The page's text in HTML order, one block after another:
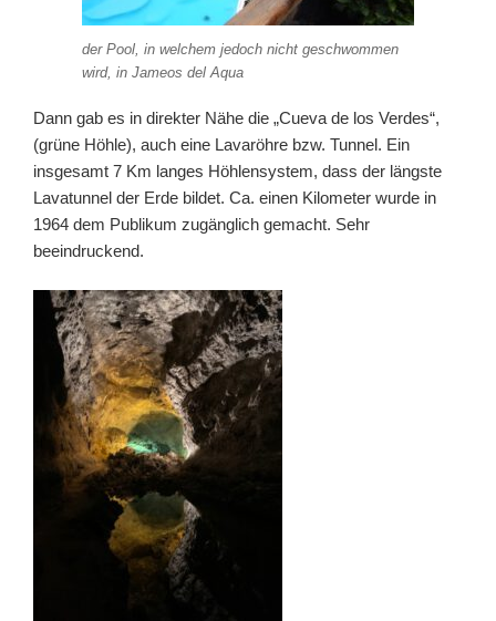
der Pool, in welchem jedoch nicht geschwommen
wird, in Jameos del Aqua
Dann gab es in direkter Nähe die „Cueva de los Verdes“,
(grüne Höhle), auch eine Lavaröhre bzw. Tunnel. Ein
insgesamt 7 Km langes Höhlensystem, dass der längste
Lavatunnel der Erde bildet. Ca. einen Kilometer wurde in
1964 dem Publikum zugänglich gemacht. Sehr
beeindruckend.